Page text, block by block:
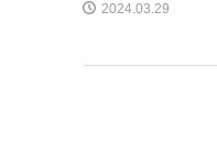
2024.03.29